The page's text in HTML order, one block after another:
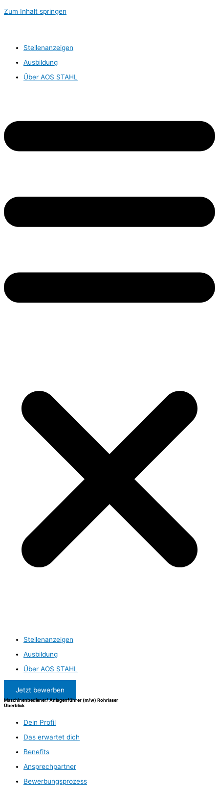
Zum Inhalt springen
Stellenanzeigen
Ausbildung
Über AOS STAHL
Stellenanzeigen
Ausbildung
Über AOS STAHL
Jetzt bewerben
Maschinenbediener/ Anlagenführer (m/w) Rohrlaser
Überblick
Dein Profil
Das erwartet dich
Benefits
Ansprechpartner
Bewerbungsprozess